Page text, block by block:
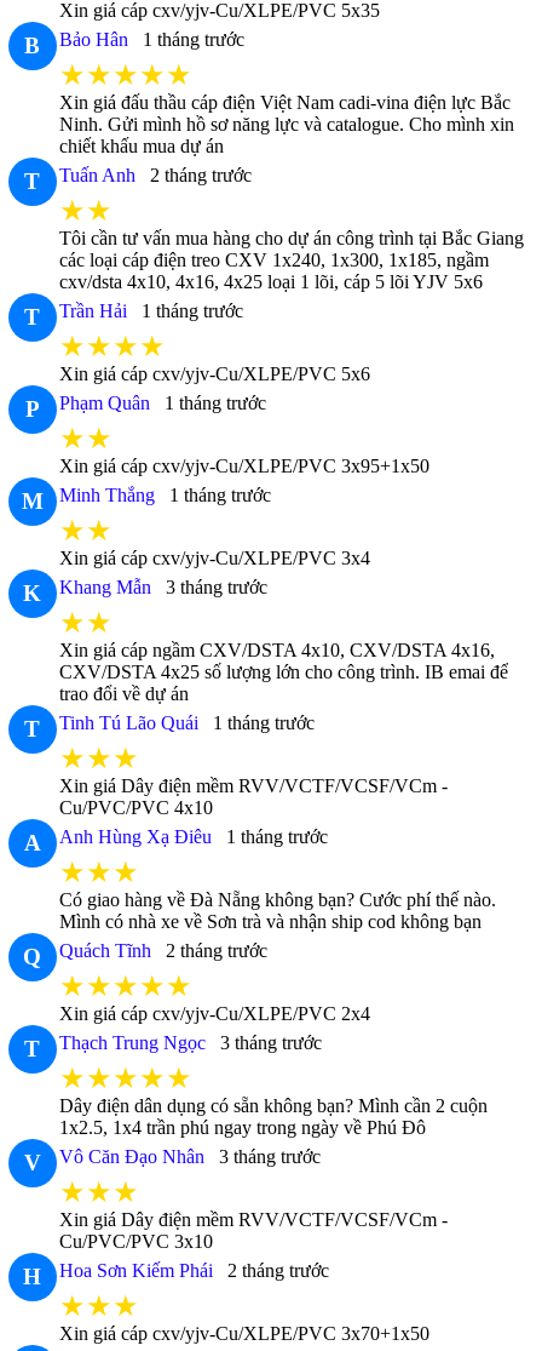
Xin giá cáp cxv/yjv-Cu/XLPE/PVC 5x35
B Bảo Hân 1 tháng trước
★★★★★
Xin giá đấu thầu cáp điện Việt Nam cadi-vina điện lực Bắc
Ninh. Gửi mình hồ sơ năng lực và catalogue. Cho mình xin
chiết khấu mua dự án
T Tuấn Anh 2 tháng trước
★★
Tôi cần tư vấn mua hàng cho dự án công trình tại Bắc Giang
các loại cáp điện treo CXV 1x240, 1x300, 1x185, ngầm
cxv/dsta 4x10, 4x16, 4x25 loại 1 lõi, cáp 5 lõi YJV 5x6
T Trần Hải 1 tháng trước
★★★★
Xin giá cáp cxv/yjv-Cu/XLPE/PVC 5x6
P Phạm Quân 1 tháng trước
★★
Xin giá cáp cxv/yjv-Cu/XLPE/PVC 3x95+1x50
M Minh Thắng 1 tháng trước
★★
Xin giá cáp cxv/yjv-Cu/XLPE/PVC 3x4
K Khang Mẫn 3 tháng trước
★★
Xin giá cáp ngầm CXV/DSTA 4x10, CXV/DSTA 4x16,
CXV/DSTA 4x25 số lượng lớn cho công trình. IB emai để
trao đổi về dự án
T Tinh Tú Lão Quái 1 tháng trước
★★★
Xin giá Dây điện mềm RVV/VCTF/VCSF/VCm -
Cu/PVC/PVC 4x10
A Anh Hùng Xạ Điêu 1 tháng trước
★★★
Có giao hàng về Đà Nẵng không bạn? Cước phí thế nào.
Mình có nhà xe về Sơn trà và nhận ship cod không bạn
Q Quách Tĩnh 2 tháng trước
★★★★★
Xin giá cáp cxv/yjv-Cu/XLPE/PVC 2x4
T Thạch Trung Ngọc 3 tháng trước
★★★★★
Dây điện dân dụng có sẵn không bạn? Mình cần 2 cuộn
1x2.5, 1x4 trần phú ngay trong ngày về Phú Đô
V Vô Căn Đạo Nhân 3 tháng trước
★★★
Xin giá Dây điện mềm RVV/VCTF/VCSF/VCm -
Cu/PVC/PVC 3x10
H Hoa Sơn Kiếm Phái 2 tháng trước
★★★
Xin giá cáp cxv/yjv-Cu/XLPE/PVC 3x70+1x50